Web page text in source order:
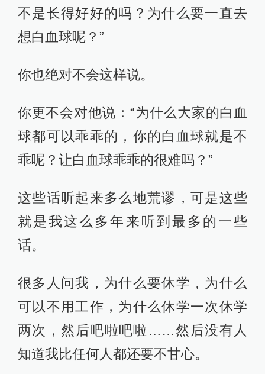
不是长得好好的吗？为什么要一直去
想白血球呢？”
你也绝对不会这样说。
你更不会对他说：“为什么大家的白血
球都可以乖乖的，你的白血球就是不
乖呢？让白血球乖乖的很难吗？”
这些话听起来多么地荒谬，可是这些
就是我这么多年来听到最多的一些
话。
很多人问我，为什么要休学，为什么
可以不用工作，为什么休学一次休学
两次，然后吧啦吧啦……然后没有人
知道我比任何人都还要不甘心。